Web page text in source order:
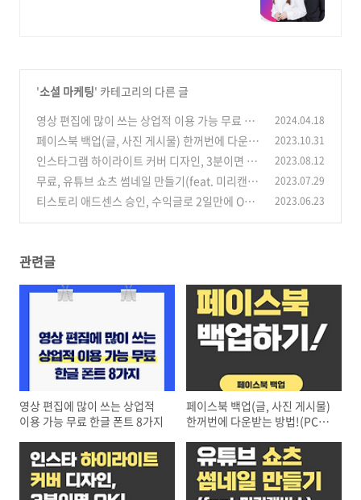
'소셜 마케팅' 카테고리의 다른 글
영상 편집에 많이 쓰는 상업적 이용 가능 무료 한
글 폰트 8가지
(0)
2024.04.18
페이스북 백업(글, 사진 게시물) 한꺼번에 다운받
는 방법!(PC버전)
(0)
2023.10.31
인스타그램 하이라이트 커버 디자인, 3분이면 O
K!
(0)
2023.08.12
무료, 유튜브 쇼츠 썸네일 만들기(feat. 미리캔버
스) (0)
2023.07.29
티스토리 애드센스 승인, 수익글로 2일만에 OK! 2023.06.23
관련글
영상 편집에 많이 쓰는 상업적
이용 가능 무료 한글 폰트 8가지
페이스북 백업(글, 사진 게시물)
한꺼번에 다운받는 방법!(PC버